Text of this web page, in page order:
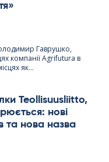
Гаврушко,
компанії Agri­fu­tura в
як...
Teol­li­suus­liitto,
нові
та нова назва